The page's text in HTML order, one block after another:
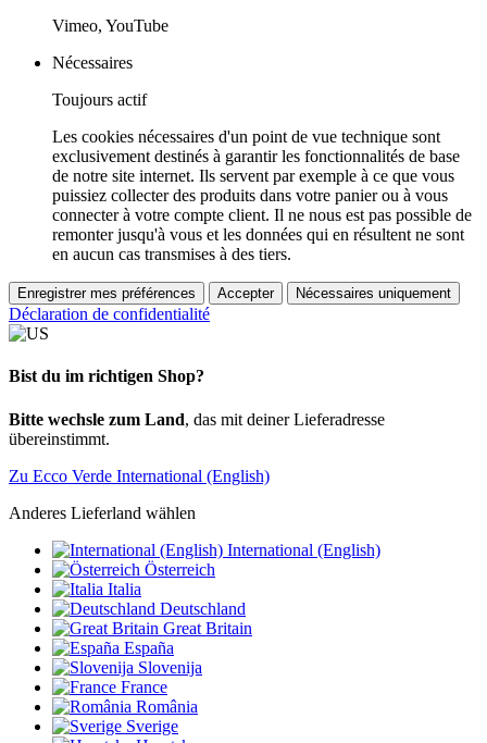
Vimeo, YouTube
Nécessaires
Toujours actif
Les cookies nécessaires d'un point de vue technique sont
exclusivement destinés à garantir les fonctionnalités de base
de notre site internet. Ils servent par exemple à ce que vous
puissiez collecter des produits dans votre panier ou à vous
connecter à votre compte client. Il ne nous est pas possible de
remonter jusqu'à vous et les données qui en résultent ne sont
en aucun cas transmises à des tiers.
Enregistrer mes préférences Accepter Nécessaires uniquement
Déclaration de confidentialité
Bist du im richtigen Shop?
Bitte wechsle zum Land, das mit deiner Lieferadresse
übereinstimmt.
Zu Ecco Verde International (English)
Anderes Lieferland wählen
International (English)
Österreich
Italia
Deutschland
Great Britain
España
Slovenija
France
România
Sverige